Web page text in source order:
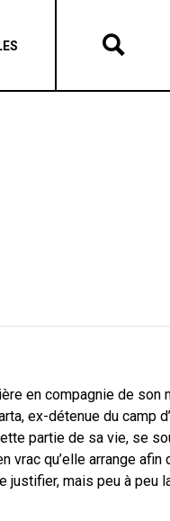
en compagnie de son
ex-détenue du camp
partie de sa vie, se
vrac qu’elle arrange
justifier, mais peu à peu